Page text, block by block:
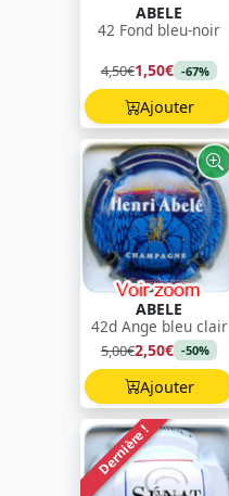
ABELE
42 Fond bleu-noir
4,50€1,50€ -67%
Ajouter
ABELE
42d Ange bleu clair
5,00€2,50€ -50%
Ajouter
Dernière !